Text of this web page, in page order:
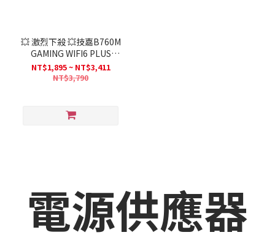
💥 激烈下殺 💥技嘉B760M
GAMING WIFI6 PLUS
GEN5 DDR5
NT$1,895 ~ NT$3,411
NT$3,790
電源供應器